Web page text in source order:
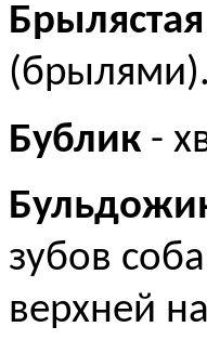
Брылястая
(брылями).
Бублик-
зубов
верхней